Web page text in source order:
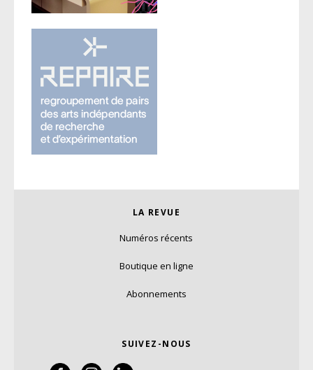
LA REVUE
Numéros récents
Boutique en ligne
Abonnements
SUIVEZ-NOUS